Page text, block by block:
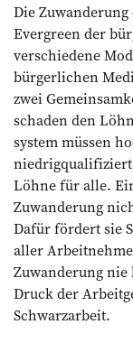
Die
Evergreen der
verschiedene
bürgerlichen
zwei
schaden den
system müssen
Löhne für alle.
Zuwanderung
Dafür fördert sie
aller
Zuwanderung
Druck der
Schwarzarbeit.